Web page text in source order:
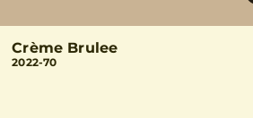
Crème Brulee
2022-70